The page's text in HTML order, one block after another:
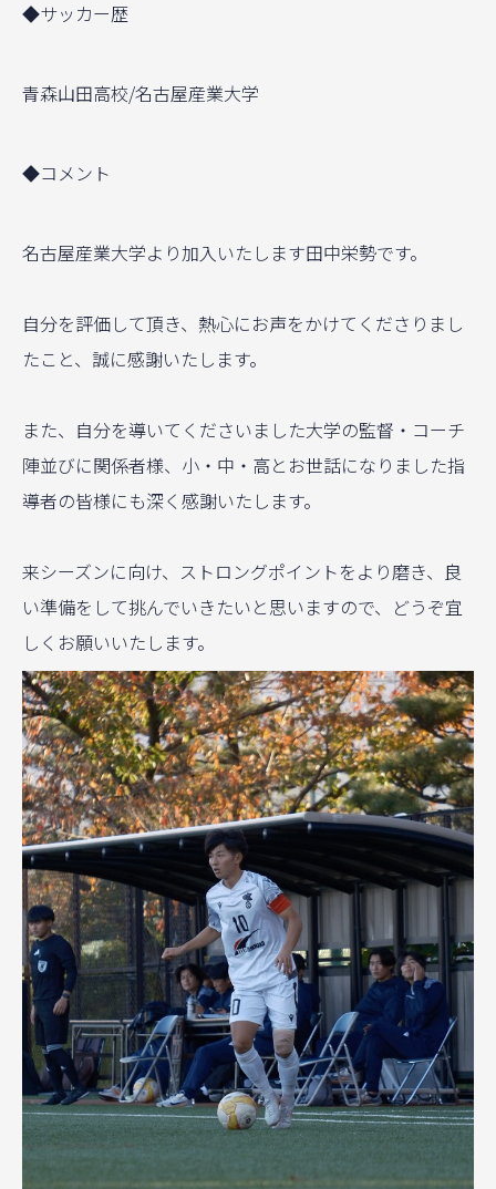
◆サッカー歴
青森山田高校/名古屋産業大学
◆コメント
名古屋産業大学より加入いたします田中栄勢です。
自分を評価して頂き、熱心にお声をかけてくださりまし
たこと、誠に感謝いたします。
また、自分を導いてくださいました大学の監督・コーチ
陣並びに関係者様、小・中・高とお世話になりました指
導者の皆様にも深く感謝いたします。
来シーズンに向け、ストロングポイントをより磨き、良
い準備をして挑んでいきたいと思いますので、どうぞ宜
しくお願いいたします。